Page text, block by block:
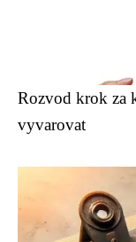
Rozvod krok za
vyvarovat